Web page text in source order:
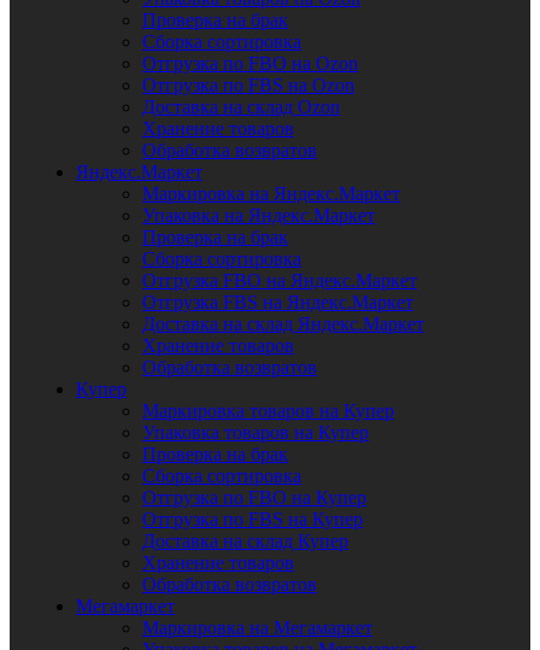
Проверка на брак
Сборка сортировка
Отгрузка по FBO на Ozon
Отгрузка по FBS на Ozon
Доставка на склад Ozon
Хранение товаров
Обработка возвратов
Яндекс.Маркет
Маркировка на Яндекс.Маркет
Упаковка на Яндекс.Маркет
Проверка на брак
Сборка сортировка
Отгрузка FBO на Яндекс.Маркет
Отгрузка FBS на Яндекс.Маркет
Доставка на склад Яндекс.Маркет
Хранение товаров
Обработка возвратов
Купер
Маркировка товаров на Купер
Упаковка товаров на Купер
Проверка на брак
Сборка сортировка
Отгрузка по FBO на Купер
Отгрузка по FBS на Купер
Доставка на склад Купер
Хранение товаров
Обработка возвратов
Мегамаркет
Маркировка на Мегамаркет